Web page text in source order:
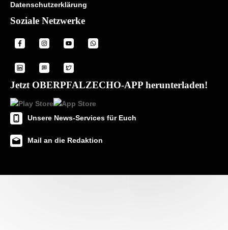
Datenschutzerklärung
Soziale Netzwerke
Jetzt OBERPFALZECHO-APP herunterladen!
Unsere News-Services für Euch
Mail an die Redaktion